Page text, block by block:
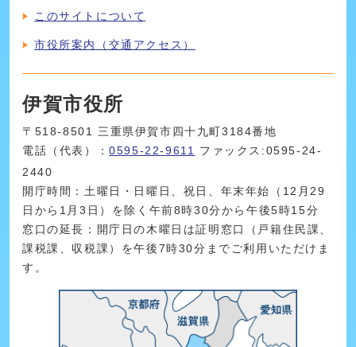
このサイトについて
市役所案内（交通アクセス）
伊賀市役所
〒518-8501 三重県伊賀市四十九町3184番地
電話（代表）：0595-22-9611
ファックス:0595-24-
2440
開庁時間：土曜日・日曜日、祝日、年末年始（12月29
日から1月3日）を除く午前8時30分から午後5時15分
窓口の延長：開庁日の木曜日は証明窓口（戸籍住民課、
課税課、収税課）を午後7時30分までご利用いただけま
す。